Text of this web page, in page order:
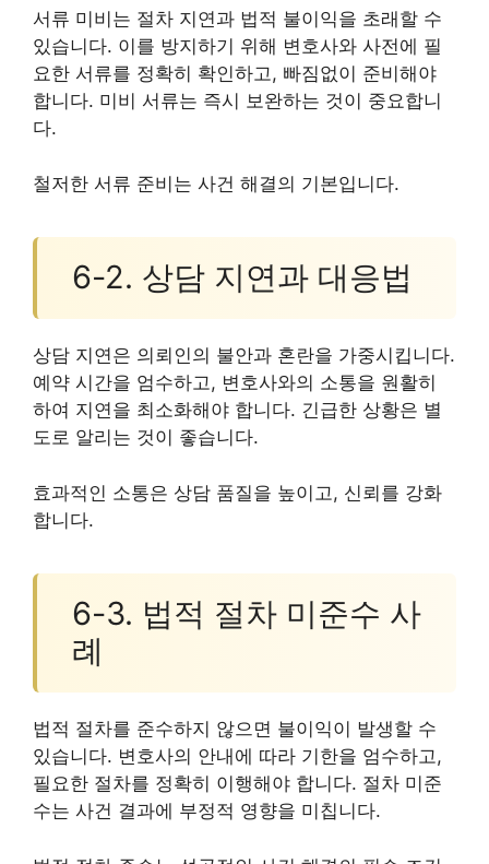
서류 미비는 절차 지연과 법적 불이익을 초래할 수
있습니다. 이를 방지하기 위해 변호사와 사전에 필
요한 서류를 정확히 확인하고, 빠짐없이 준비해야
합니다. 미비 서류는 즉시 보완하는 것이 중요합니
다.
철저한 서류 준비는 사건 해결의 기본입니다.
6-2. 상담 지연과 대응법
상담 지연은 의뢰인의 불안과 혼란을 가중시킵니다.
예약 시간을 엄수하고, 변호사와의 소통을 원활히
하여 지연을 최소화해야 합니다. 긴급한 상황은 별
도로 알리는 것이 좋습니다.
효과적인 소통은 상담 품질을 높이고, 신뢰를 강화
합니다.
6-3. 법적 절차 미준수 사
례
법적 절차를 준수하지 않으면 불이익이 발생할 수
있습니다. 변호사의 안내에 따라 기한을 엄수하고,
필요한 절차를 정확히 이행해야 합니다. 절차 미준
수는 사건 결과에 부정적 영향을 미칩니다.